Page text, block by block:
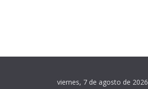
viernes, 7 de agosto de 2026